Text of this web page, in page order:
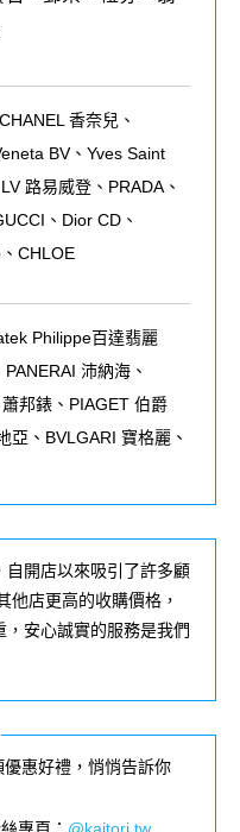
香奈兒、
BV、Yves Saint
路易威登、PRADA、
、Dior CD、
CHLOE
Philippe百達翡麗
PANERAI 沛納海、
蕭邦錶、 PIAGET 伯爵
亞、 BVLGARI 寶格麗、
開店以來吸引了許多顧
他店更高的收購價格，
安心誠實的服務是我們
惠好禮，悄悄告訴你